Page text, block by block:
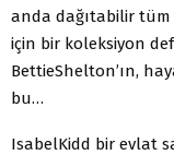
anda dağıtabilir
için bir koleksiyon
BettieShelton’ın,
bu…
IsabelKidd bir evlat